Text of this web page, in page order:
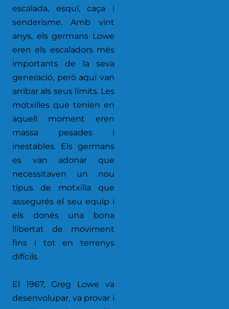
escalada, esquí, caça i
senderisme. Amb vint
anys, els germans Lowe
eren els escaladors més
importants de la seva
generació, però aquí van
arribar als seus límits. Les
motxilles que tenien en
aquell moment eren
massa pesades i
inestables. Els germans
es van adonar que
necessitaven un nou
tipus de motxilla que
assegurés el seu equip i
els donés una bona
llibertat de moviment
fins i tot en terrenys
difícils.
El 1967, Greg Lowe va
desenvolupar, va provar i